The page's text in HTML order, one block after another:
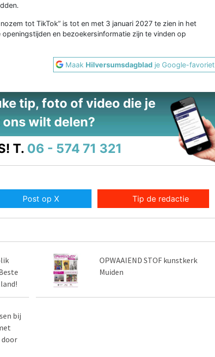
tot TikTok” is tot en met 3 januari 2027 te zien in het
en bezoekersinformatie zijn te vinden op
Maak Hilversumsdagblad je Google-favoriet
tip, foto of video die je
ons wilt delen?
T. 06 - 574 71 321
Post op X Tip de redactie
OPWAAIEND STOF kunstkerk
Muiden
bij
door